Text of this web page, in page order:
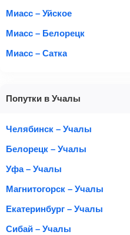
Миасс – Уйское
Миасс – Белорецк
Миасс – Сатка
Попутки в Учалы
Челябинск – Учалы
Белорецк – Учалы
Уфа – Учалы
Магнитогорск – Учалы
Екатеринбург – Учалы
Сибай – Учалы